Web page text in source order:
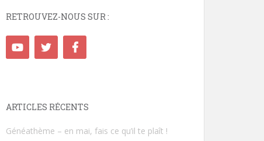
RETROUVEZ-NOUS SUR :
ARTICLES RÉCENTS
Généathème – en mai, fais ce qu’il te plaît !